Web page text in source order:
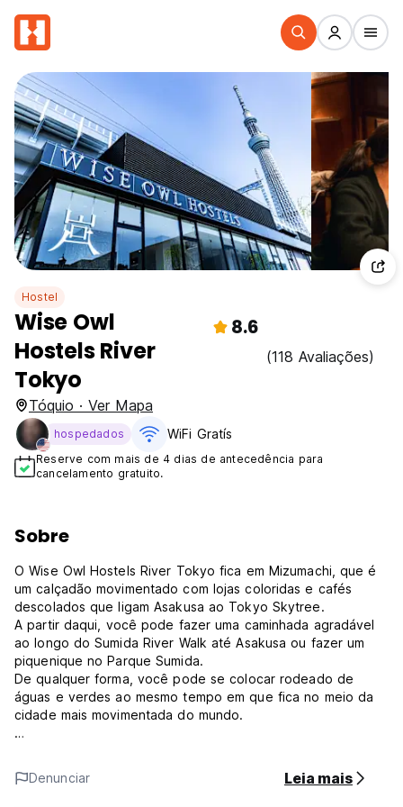
Hostel
Wise Owl
Hostels River
Tokyo
8.6
(118 Avaliações)
Tóquio · Ver Mapa
hospedados WiFi Gratís
Reserve com mais de 4 dias de antecedência para
cancelamento gratuito.
Sobre
O Wise Owl Hostels River Tokyo fica em Mizumachi, que é
um calçadão movimentado com lojas coloridas e cafés
descolados que ligam Asakusa ao Tokyo Skytree.
A partir daqui, você pode fazer uma caminhada agradável
ao longo do Sumida River Walk até Asakusa ou fazer um
piquenique no Parque Sumida.
De qualquer forma, você pode se colocar rodeado de
águas e verdes ao mesmo tempo em que fica no meio da
cidade mais movimentada do mundo.
Eventos. É o lugar para se inspirar, interagir com os
moradores locais e outras pessoas e, o mais importante, ser
Denunciar Leia mais